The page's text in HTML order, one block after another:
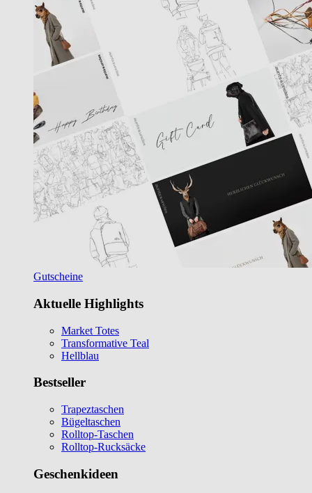
Gutscheine
Aktuelle Highlights
Market Totes
Transformative Teal
Hellblau
Bestseller
Trapeztaschen
Bügeltaschen
Rolltop-Taschen
Rolltop-Rucksäcke
Geschenkideen